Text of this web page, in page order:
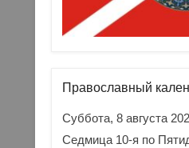
Православный
Суббота, 8 августа
Седмица 10-я по